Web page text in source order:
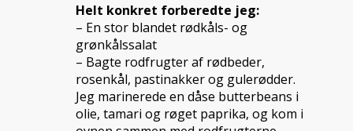
Helt konkret forberedte jeg:
– En stor blandet rødkåls- og
grønkålssalat
– Bagte rodfrugter af rødbeder,
rosenkål, pastinakker og gulerødder.
Jeg marinerede en dåse butterbeans i
olie, tamari og røget paprika, og kom i